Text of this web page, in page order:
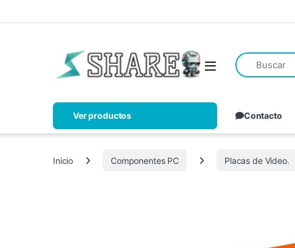
Ver productos Contacto
Inicio Componentes PC Placas de Video.